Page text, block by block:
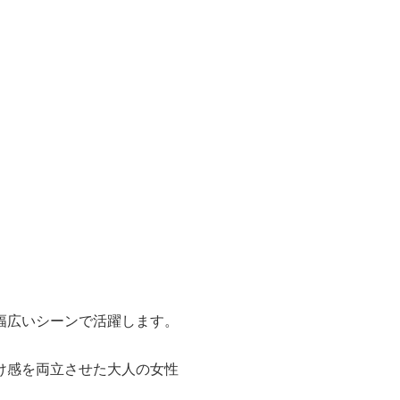
いシーンで活躍します。
を両立させた大人の女性